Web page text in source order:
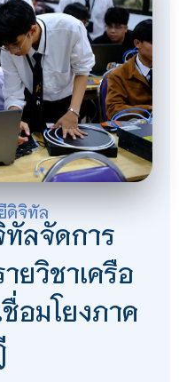
ดิจิทัล
ลจัดการ
ยวิชาเครือ
อมโยงภาค